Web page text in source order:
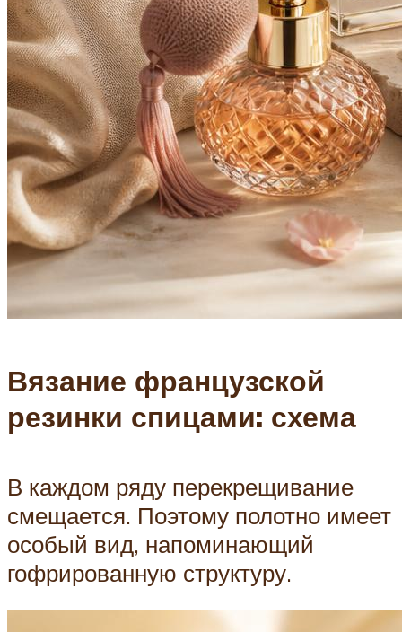
Вязание французской
резинки спицами: схема
В каждом ряду перекрещивание
смещается. Поэтому полотно имеет
особый вид, напоминающий
гофрированную структуру.